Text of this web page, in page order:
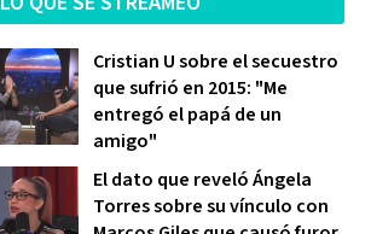
Cristian U sobre el secuestro
que sufrió en 2015: "Me
entregó el papá de un
amigo"
El dato que reveló Ángela
Torres sobre su vínculo con